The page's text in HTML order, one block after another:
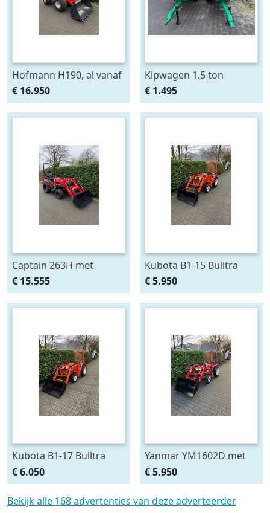
Hofmann H190, al vanaf
€ 325,- per maand.
€ 16.950
Kipwagen 1.5 ton
€ 1.495
Captain 263H met
voorlader al af €295,-
p/m Gratis klepel
€ 15.555
Kubota B1-15 Bulltra
met voorlader, al vanaf €
99,- per
€ 5.950
Kubota B1-17 Bulltra
met voorlader, al vanaf €
99,- per
€ 6.050
Yanmar YM1602D met
voorlader, al vanaf € 99,-
per maand.
€ 5.950
Bekijk alle 168 advertenties van deze adverteerder